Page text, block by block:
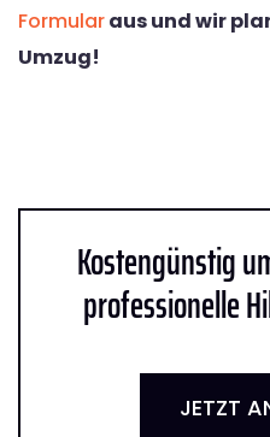
Formularaus und wir
Umzug!
Kostengünstig
professionelle
JETZT